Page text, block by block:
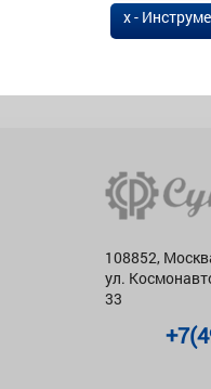
х -
108852,
ул.
33